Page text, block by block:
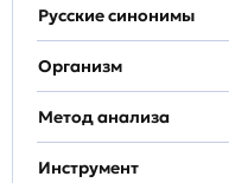
Русские синонимы
Организм
Метод анализа
Инструмент